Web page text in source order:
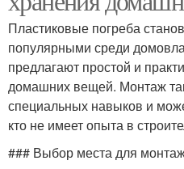
Пластиковые погреба
популярными среди
предлагают простой и
домашних вещей. Монтаж
специальных навыков и
кто не имеет опыта в
### Выбор места для